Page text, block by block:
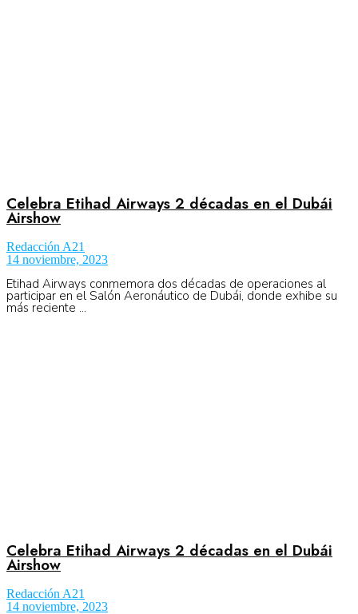
Celebra Etihad Airways 2 décadas en el Dubái
Airshow
Redacción A21
14 noviembre, 2023
Etihad Airways conmemora dos décadas de operaciones al
participar en el Salón Aeronáutico de Dubái, donde exhibe su
más reciente ...
Celebra Etihad Airways 2 décadas en el Dubái
Airshow
Redacción A21
14 noviembre, 2023